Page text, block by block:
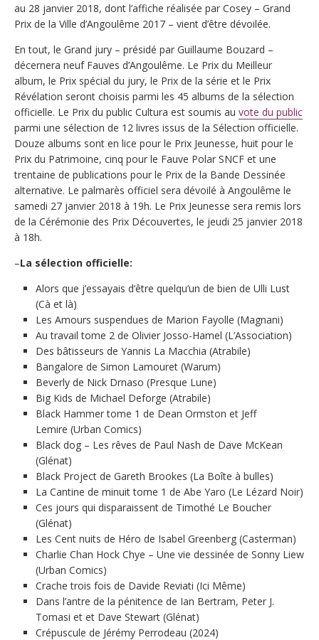
au 28 janvier 2018, dont l’affiche réalisée par Cosey – Grand
Prix de la Ville d’Angoulême 2017 – vient d’être dévoilée.
En tout, le Grand jury – présidé par Guillaume Bouzard –
décernera neuf Fauves d’Angoulême. Le Prix du Meilleur
album, le Prix spécial du jury, le Prix de la série et le Prix
Révélation seront choisis parmi les 45 albums de la sélection
officielle. Le Prix du public Cultura est soumis au vote du public
parmi une sélection de 12 livres issus de la Sélection officielle.
Douze albums sont en lice pour le Prix Jeunesse, huit pour le
Prix du Patrimoine, cinq pour le Fauve Polar SNCF et une
trentaine de publications pour le Prix de la Bande Dessinée
alternative. Le palmarès officiel sera dévoilé à Angoulême le
samedi 27 janvier 2018 à 19h. Le Prix Jeunesse sera remis lors
de la Cérémonie des Prix Découvertes, le jeudi 25 janvier 2018
à 18h.
–La sélection officielle:
Alors que j’essayais d’être quelqu’un de bien de Ulli Lust
(Cà et là)
Les Amours suspendues de Marion Fayolle (Magnani)
Au travail tome 2 de Olivier Josso-Hamel (L’Association)
Des bâtisseurs de Yannis La Macchia (Atrabile)
Bangalore de Simon Lamouret (Warum)
Beverly de Nick Drnaso (Presque Lune)
Big Kids de Michael Deforge (Atrabile)
Black Hammer tome 1 de Dean Ormston et Jeff
Lemire (Urban Comics)
Black dog – Les rêves de Paul Nash de Dave McKean
(Glénat)
Black Project de Gareth Brookes (La Boîte à bulles)
La Cantine de minuit tome 1 de Abe Yaro (Le Lézard Noir)
Ces jours qui disparaissent de Timothé Le Boucher
(Glénat)
Les Cent nuits de Héro de Isabel Greenberg (Casterman)
Charlie Chan Hock Chye – Une vie dessinée de Sonny Liew
(Urban Comics)
Crache trois fois de Davide Reviati (Ici Même)
Dans l’antre de la pénitence de Ian Bertram, Peter J.
Tomasi et et Dave Stewart (Glénat)
Crépuscule de Jérémy Perrodeau (2024)